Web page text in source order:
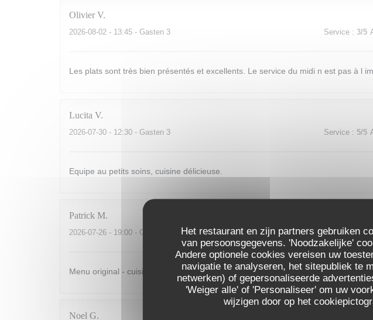
Het restaurant en zijn partners gebruiken
van persoonsgegevens. 'Noodzakelijke'
Andere optionele cookies vereisen uw
navigatie te analyseren, het sitepubliek te
netwerken) of gepersonaliseerde
'Weiger alle' of 'Personaliseer' om uw
wijzigen door op het
Olivier V
2026-08-02 - 13:45 - Gasten 3 Service : 3/5
Les plats sont très bien présentés et excellents. Le service du midi n est pas à l
Lucita V
2026-07-30 - 12:30 - Gasten 3 Service : 5/5
Equipe au petits soins, cuisine délicieuse.
Patrick M
2026-07-26 - 19:00 - Gasten 4 Service: 4 /5
Menu original - cuisine soignée - service rapide mais qualité différente entre
Noel G